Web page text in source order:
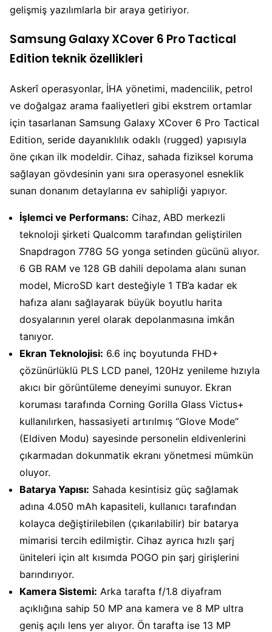
gelişmiş yazılımlarla bir araya getiriyor.
Samsung Galaxy XCover 6 Pro Tactical
Edition teknik özellikleri
Askerî operasyonlar, İHA yönetimi, madencilik, petrol
ve doğalgaz arama faaliyetleri gibi ekstrem ortamlar
için tasarlanan Samsung Galaxy XCover 6 Pro Tactical
Edition, seride dayanıklılık odaklı (rugged) yapısıyla
öne çıkan ilk modeldir. Cihaz, sahada fiziksel koruma
sağlayan gövdesinin yanı sıra operasyonel esneklik
sunan donanım detaylarına ev sahipliği yapıyor.
İşlemci ve Performans: Cihaz, ABD merkezli
teknoloji şirketi Qualcomm tarafından geliştirilen
Snapdragon 778G 5G yonga setinden gücünü alıyor.
6 GB RAM ve 128 GB dahili depolama alanı sunan
model, MicroSD kart desteğiyle 1 TB’a kadar ek
hafıza alanı sağlayarak büyük boyutlu harita
dosyalarının yerel olarak depolanmasına imkân
tanıyor.
Ekran Teknolojisi: 6.6 inç boyutunda FHD+
çözünürlüklü PLS LCD panel, 120Hz yenileme hızıyla
akıcı bir görüntüleme deneyimi sunuyor. Ekran
koruması tarafında Corning Gorilla Glass Victus+
kullanılırken, hassasiyeti artırılmış “Glove Mode”
(Eldiven Modu) sayesinde personelin eldivenlerini
çıkarmadan dokunmatik ekranı yönetmesi mümkün
oluyor.
Batarya Yapısı: Sahada kesintisiz güç sağlamak
adına 4.050 mAh kapasiteli, kullanıcı tarafından
kolayca değiştirilebilen (çıkarılabilir) bir batarya
mimarisi tercih edilmiştir. Cihaz ayrıca hızlı şarj
üniteleri için alt kısımda POGO pin şarj girişlerini
barındırıyor.
Kamera Sistemi: Arka tarafta f/1.8 diyafram
açıklığına sahip 50 MP ana kamera ve 8 MP ultra
geniş açılı lens yer alıyor. Ön tarafta ise 13 MP